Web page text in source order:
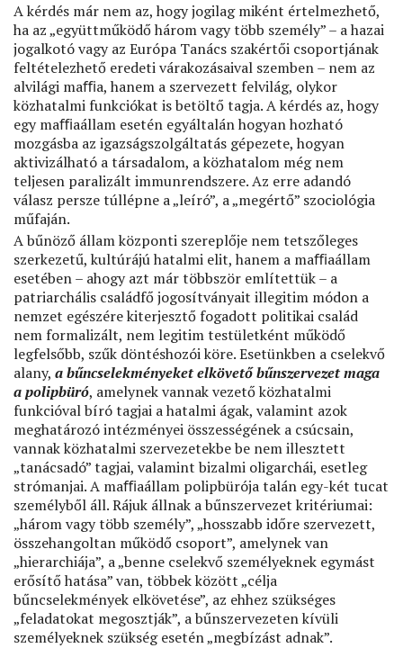
A kérdés már nem az, hogy jogilag miként értelmezhető,
ha az „együttműködő három vagy több személy” – a hazai
jogalkotó vagy az Európa Tanács szakértői csoportjának
feltételezhető eredeti várakozásaival szemben – nem az
alvilági maﬃa, hanem a szervezett felvilág, olykor
közhatalmi funkciókat is betöltő tagja. A kérdés az, hogy
egy maﬃaállam esetén egyáltalán hogyan hozható
mozgásba az igazságszolgáltatás gépezete, hogyan
aktivizálható a társadalom, a közhatalom még nem
teljesen paralizált immunrendszere. Az erre adandó
válasz persze túllépne a „leíró”, a „megértő” szociológia
műfaján.
A bűnöző állam központi szereplője nem tetszőleges
szerkezetű, kultúrájú hatalmi elit, hanem a maﬃaállam
esetében – ahogy azt már többször említettük – a
patriarchális családfő jogosítványait illegitim módon a
nemzet egészére kiterjesztő fogadott politikai család
nem formalizált, nem legitim testületként működő
legfelsőbb, szűk döntéshozói köre. Esetünkben a cselekvő
alany, a bűncselekményeket elkövető bűnszervezet maga
a polipbüró, amelynek vannak vezető közhatalmi
funkcióval bíró tagjai a hatalmi ágak, valamint azok
meghatározó intézményei összességének a csúcsain,
vannak közhatalmi szervezetekbe be nem illesztett
„tanácsadó” tagjai, valamint bizalmi oligarchái, esetleg
strómanjai. A maﬃaállam polipbürója talán egy-két tucat
személyből áll. Rájuk állnak a bűnszervezet kritériumai:
„három vagy több személy”, „hosszabb időre szervezett,
összehangoltan működő csoport”, amelynek van
„hierarchiája”, a „benne cselekvő személyeknek egymást
erősítő hatása” van, többek között „célja
bűncselekmények elkövetése”, az ehhez szükséges
„feladatokat megosztják”, a bűnszervezeten kívüli
személyeknek szükség esetén „megbízást adnak”.